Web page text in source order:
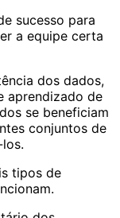
sucesso para
a equipe certa
dos dados,
aprendizado de
se beneficiam
conjuntos de
tipos de